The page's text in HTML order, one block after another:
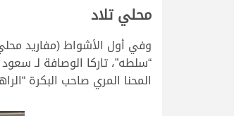
محلي تلاد
المحنا المري صاحب البكرة